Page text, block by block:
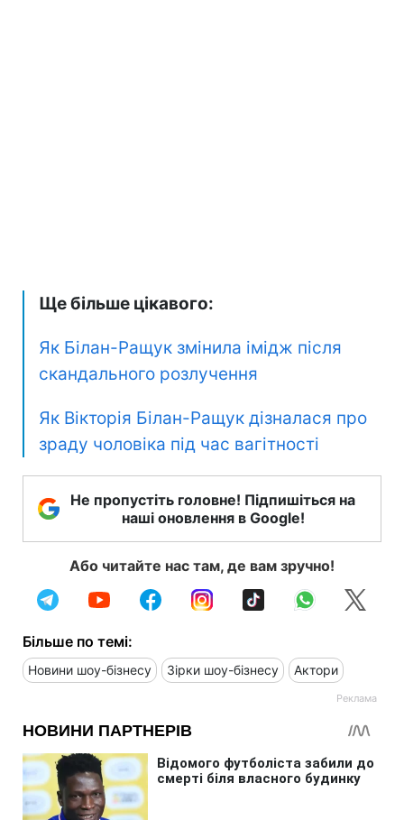
Ще більше цікавого:
Як Білан-Ращук змінила імідж після
скандального розлучення
Як Вікторія Білан-Ращук дізналася про
зраду чоловіка під час вагітності
Не пропустіть головне! Підпишіться на
наші оновлення в Google!
Або читайте нас там, де вам зручно!
Більше по темі:
Новини шоу-бізнесу Зірки шоу-бізнесу Актори